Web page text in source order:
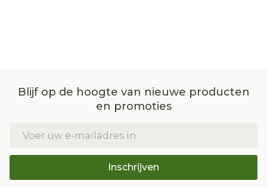
Blijf op de hoogte van nieuwe producten
en promoties
Inschrijven